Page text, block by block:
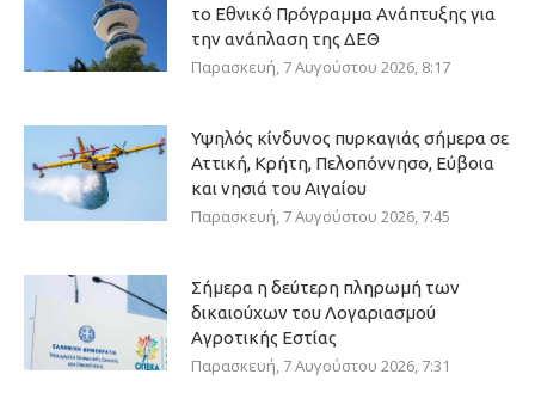
το Εθνικό Πρόγραμμα Ανάπτυξης για
την ανάπλαση της ΔΕΘ
Παρασκευή, 7 Αυγούστου 2026, 8:17
Υψηλός κίνδυνος πυρκαγιάς σήμερα σε
Αττική, Κρήτη, Πελοπόννησο, Εύβοια
και νησιά του Αιγαίου
Παρασκευή, 7 Αυγούστου 2026, 7:45
Σήμερα η δεύτερη πληρωμή των
δικαιούχων του Λογαριασμού
Αγροτικής Εστίας
Παρασκευή, 7 Αυγούστου 2026, 7:31